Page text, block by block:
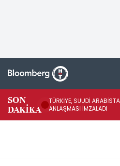
SON
DAKİKA
TÜRKİYE, SUUDİ
ANLAŞMASI İMZALADI